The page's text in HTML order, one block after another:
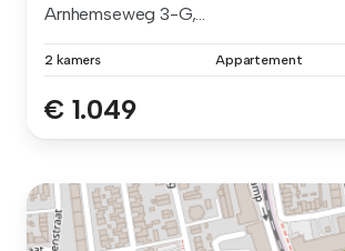
Arnhemseweg 3-G,...
2 kamers Appartement
€ 1.049